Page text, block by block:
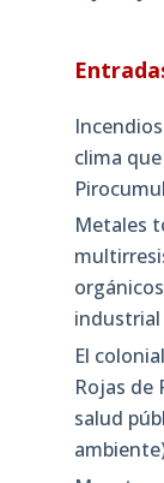
clima
Metales
industrial
El
Rojas de
salud